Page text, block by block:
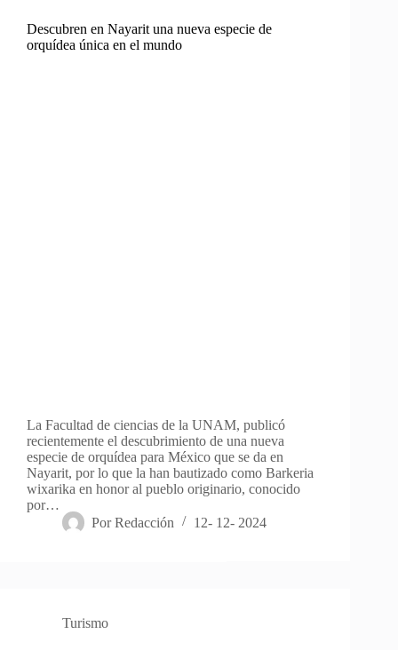
Descubren en Nayarit una nueva especie de
orquídea única en el mundo
La Facultad de ciencias de la UNAM, publicó
recientemente el descubrimiento de una nueva
especie de orquídea para México que se da en
Nayarit, por lo que la han bautizado como Barkeria
wixarika en honor al pueblo originario, conocido
por…
Por Redacción 12- 12- 2024
Turismo